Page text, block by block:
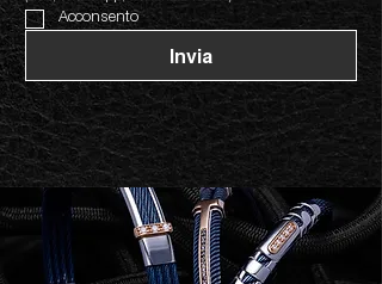
Acconsento
Invia